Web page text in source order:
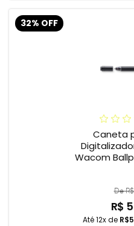
32% OFF
Caneta
Wacom
De
R$
Até 12x de